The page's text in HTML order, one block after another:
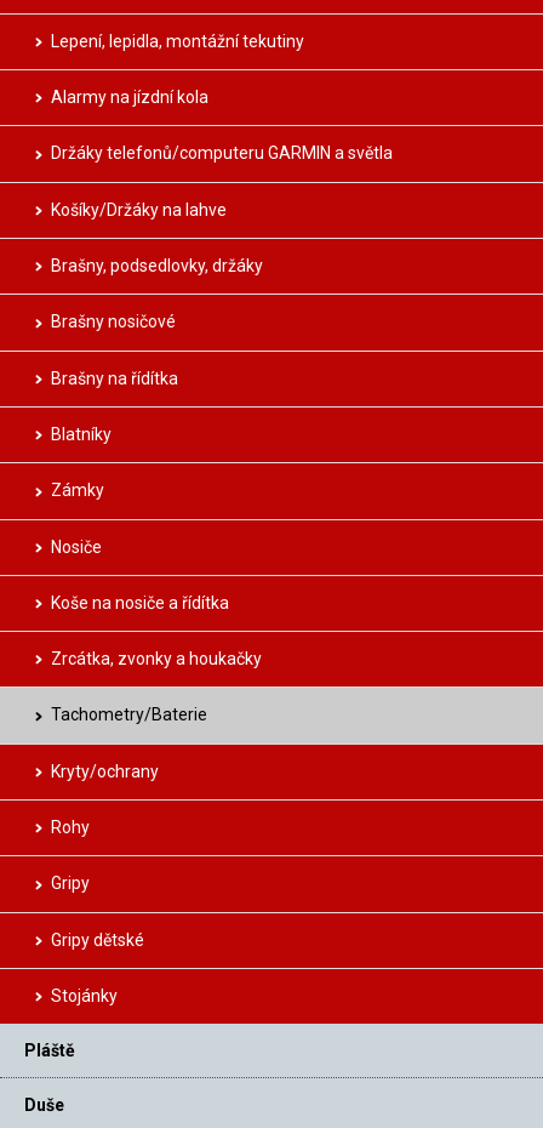
Lepení, lepidla, montážní tekutiny
Alarmy na jízdní kola
Držáky telefonů/computeru GARMIN a světla
Košíky/Držáky na lahve
Brašny, podsedlovky, držáky
Brašny nosičové
Brašny na řídítka
Blatníky
Zámky
Nosiče
Koše na nosiče a řídítka
Zrcátka, zvonky a houkačky
Tachometry/Baterie
Kryty/ochrany
Rohy
Gripy
Gripy dětské
Stojánky
Pláště
Duše